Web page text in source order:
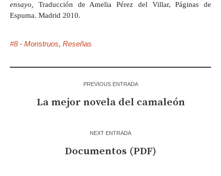
ensayo, Traducción de Amelia Pérez del Villar, Páginas de
Espuma. Madrid 2010.
#8 - Monstruos, Reseñas
PREVIOUS ENTRADA
La mejor novela del camaleón
NEXT ENTRADA
Documentos (PDF)